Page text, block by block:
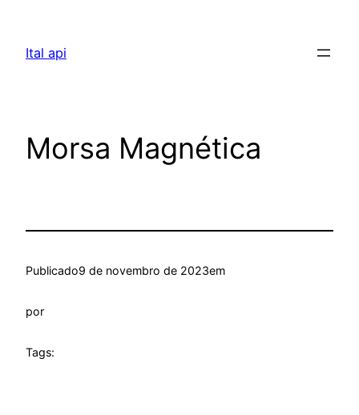
Ital api
Morsa Magnética
Publicado9 de novembro de 2023em
por
Tags: